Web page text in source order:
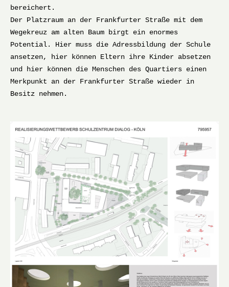
bereichert.
Der Platzraum an der Frankfurter Straße mit dem
Wegekreuz am alten Baum birgt ein enormes
Potential. Hier muss die Adressbildung der Schule
ansetzen, hier können Eltern ihre Kinder absetzen
und hier können die Menschen des Quartiers einen
Merkpunkt an der Frankfurter Straße wieder in
Besitz nehmen.